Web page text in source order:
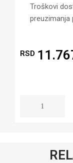
Troškovi
preuzimanja
RSD